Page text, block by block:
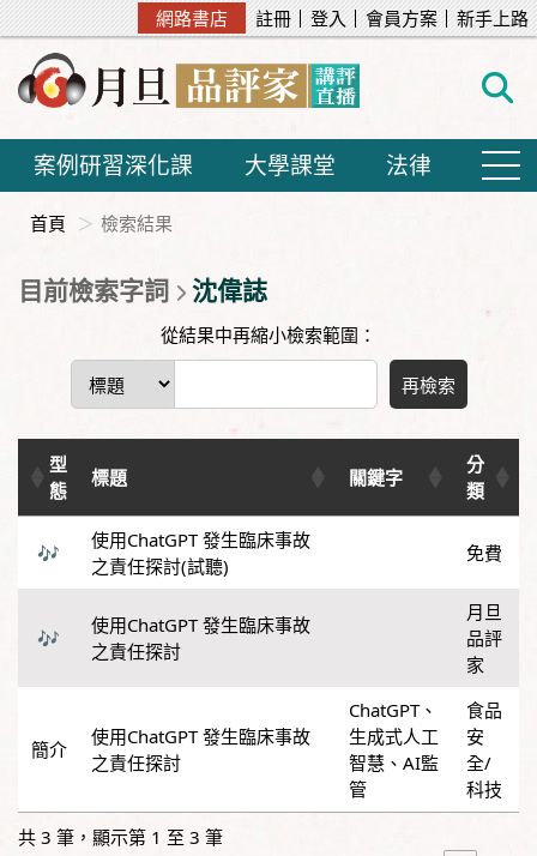
網路書店 註冊 登入 會員方案 新手上路
案例研習深化課 大學課堂 法律
首頁 檢索結果
目前檢索字詞 沈偉誌
從結果中再縮小檢索範圍：
再檢索
型
態
標題 關鍵字
分
類
使用ChatGPT 發生臨床事故
之責任探討(試聽)
免費
使用ChatGPT 發生臨床事故
之責任探討
月旦
品評
家
使用ChatGPT 發生臨床事故
之責任探討
ChatGPT、
生成式人工
智慧 、 AI監
管
食品
安
全/
科技
共 3 筆，顯示第 1 至 3 筆